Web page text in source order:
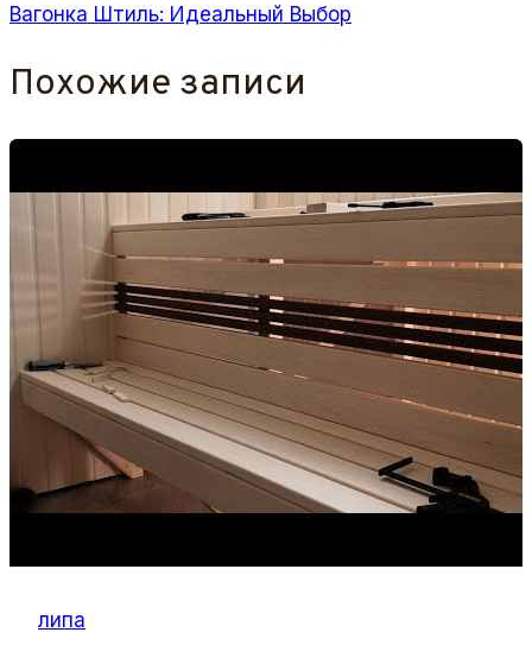
Вагонка Штиль: Идеальный Выбор
Похожие записи
липа